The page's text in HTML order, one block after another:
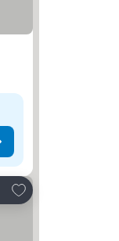
Agregar a favoritos